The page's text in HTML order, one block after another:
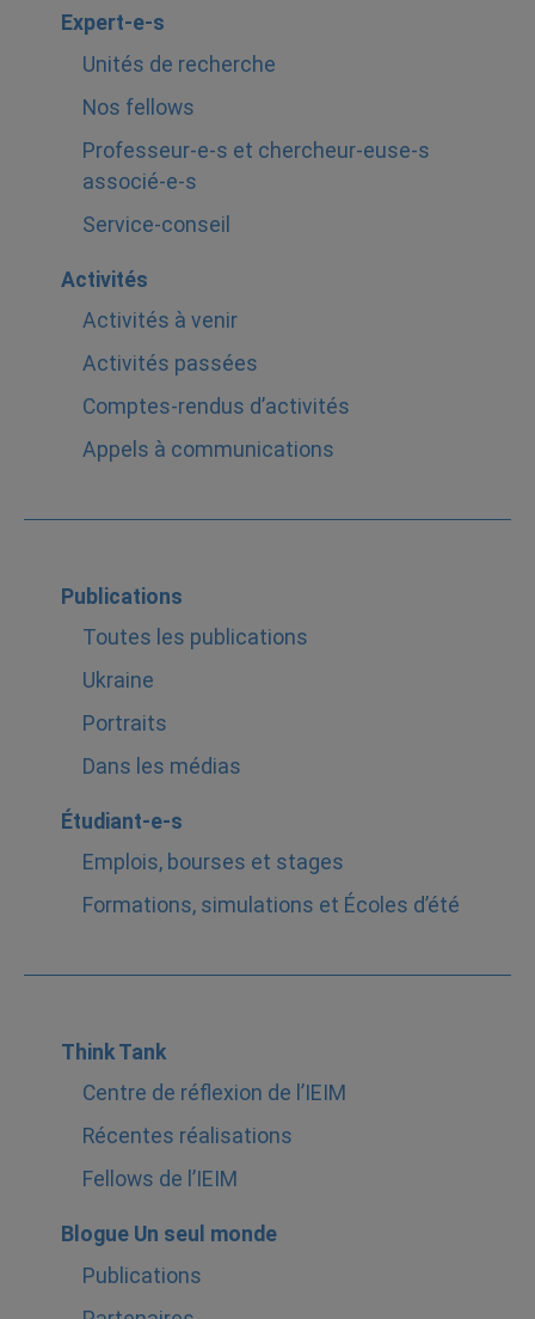
Expert-e-s
Unités de recherche
Nos fellows
Professeur-e-s et chercheur-euse-s
associé-e-s
Service-conseil
Activités
Activités à venir
Activités passées
Comptes-rendus d’activités
Appels à communications
Publications
Toutes les publications
Ukraine
Portraits
Dans les médias
Étudiant-e-s
Emplois, bourses et stages
Formations, simulations et Écoles d’été
Think Tank
Centre de réflexion de l’IEIM
Récentes réalisations
Fellows de l’IEIM
Blogue Un seul monde
Publications